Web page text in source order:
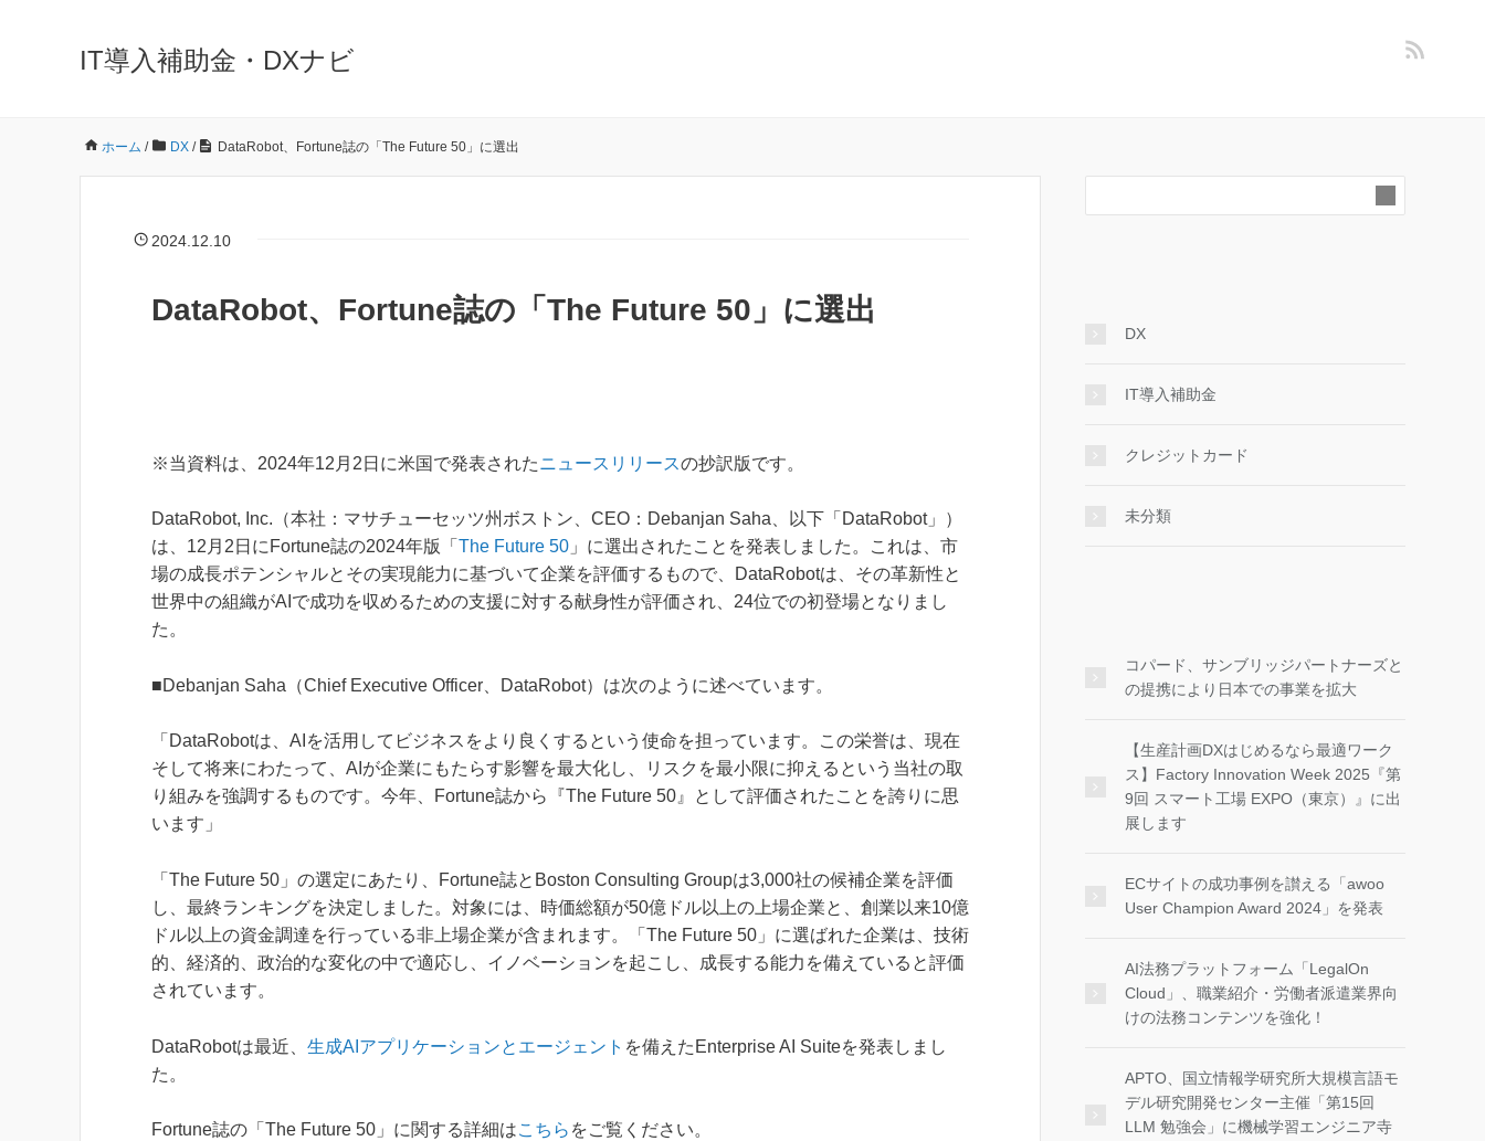
IT導入補助金・DXナビ
ホーム / DX / DataRobot、Fortune誌の「The Future 50」に選出
2024.12.10
DataRobot、Fortune誌の「The Future 50」に選出
※当資料は、2024年12月2日に米国で発表されたニュースリリースの抄訳版です。
DataRobot, Inc.（本社：マサチューセッツ州ボストン、CEO：Debanjan Saha、以下「DataRobot」）
は、12月2日にFortune誌の2024年版「 The Future 50 」に選出されたことを発表しました。これは、市
場の成長ポテンシャルとその実現能力に基づいて企業を評価するもので、DataRobotは、その革新性と
世界中の組織がAIで成功を収めるための支援に対する献身性が評価され、24位での初登場となりまし
た。
■Debanjan Saha（Chief Executive Officer、DataRobot）は次のように述べています。
「DataRobotは、AIを活用してビジネスをより良くするという使命を担っています。この栄誉は、現在
そして将来にわたって、AIが企業にもたらす影響を最大化し、リスクを最小限に抑えるという当社の取
り組みを強調するものです。今年、Fortune誌から『The Future 50』として評価されたことを誇りに思
います」
「The Future 50」の選定にあたり、Fortune誌とBoston Consulting Groupは3,000社の候補企業を評価
し、最終ランキングを決定しました。対象には、時価総額が50億ドル以上の上場企業と、創業以来10億
ドル以上の資金調達を行っている非上場企業が含まれます。「The Future 50」に選ばれた企業は、技術
的、経済的、政治的な変化の中で適応し、イノベーションを起こし、成長する能力を備えていると評価
されています。
DataRobotは最近、 生成AIアプリケーションとエージェント を備えたEnterprise AI Suiteを発表しまし
た。
Fortune誌の「The Future 50」に関する詳細はこちら をご覧ください。
DX
IT導入補助金
クレジットカード
未分類
コパード、サンブリッジパートナーズと
の提携により日本での事業を拡大
【生産計画DXはじめるなら最適ワーク
ス】Factory Innovation Week 2025『第
9回 スマート工場 EXPO（東京）』に出
展します
ECサイトの成功事例を讃える「awoo
User Champion Award 2024」を発表
AI法務プラットフォーム「LegalOn
Cloud」、職業紹介・労働者派遣業界向
けの法務コンテンツを強化！
APTO、国立情報学研究所大規模言語モ
デル研究開発センター主催「第15回
LLM 勉強会」に機械学習エンジニア寺